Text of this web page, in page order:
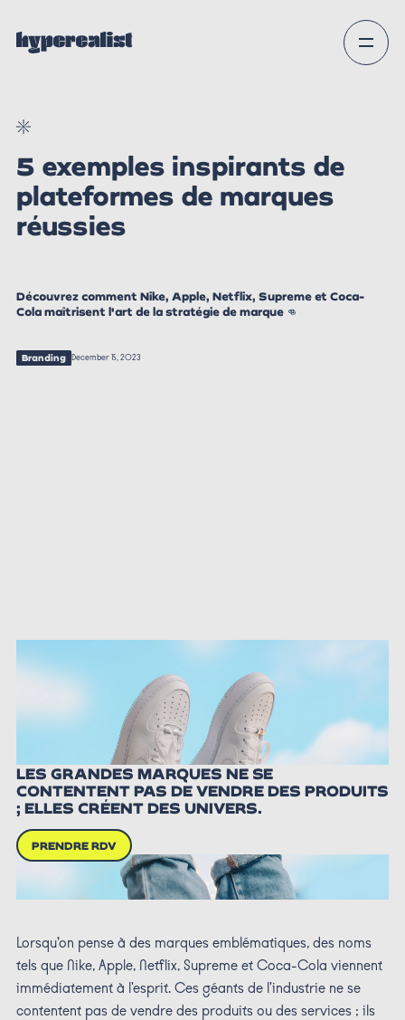
5 exemples inspirants de
plateformes de marques
réussies
Découvrez comment Nike, Apple, Netflix, Supreme et Coca-
Cola maîtrisent l'art de la stratégie de marque 👊
Branding December 15, 2023
LES GRANDES MARQUES NE SE
CONTENTENT PAS DE VENDRE DES PRODUITS
; ELLES CRÉENT DES UNIVERS.
PRENDRE RDV
Lorsqu’on pense à des marques emblématiques, des noms
tels que Nike, Apple, Netflix, Supreme et Coca-Cola viennent
immédiatement à l'esprit. Ces géants de l'industrie ne se
contentent pas de vendre des produits ou des services ; ils